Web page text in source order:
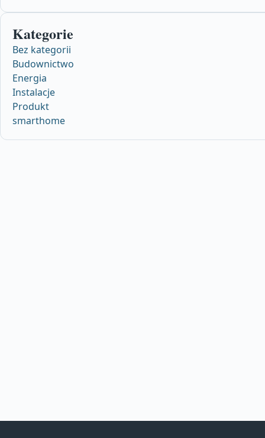
Kategorie
Bez kategorii
Budownictwo
Energia
Instalacje
Produkt
smarthome